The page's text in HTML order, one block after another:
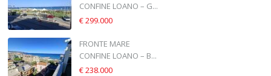
CONFINE LOANO – G...
€ 299.000
FRONTE MARE
CONFINE LOANO – B...
€ 238.000